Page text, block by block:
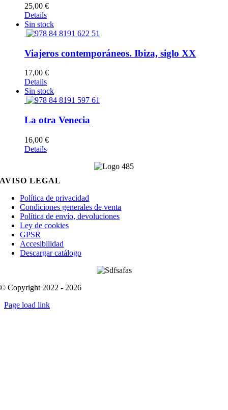
25,00 €
Details
Sin stock
Viajeros contemporáneos. Ibiza, siglo XX
17,00 €
Details
Sin stock
La otra Venecia
16,00 €
Details
AVISO LEGAL
Política de privacidad
Condiciones generales de venta
Política de envío, devoluciones
Ley de cookies
GPSR
Accesibilidad
Descargar catálogo
© Copyright 2022 - 2026
Page load link